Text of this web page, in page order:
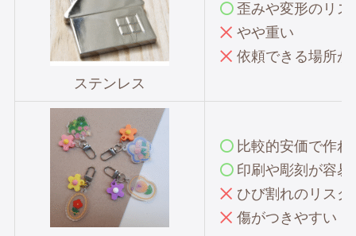
ステンレス
歪みや変形のリス
やや重い
依頼できる場所が
比較的安価で作れ
印刷や彫刻が容易
ひび割れのリスク
傷がつきやすい